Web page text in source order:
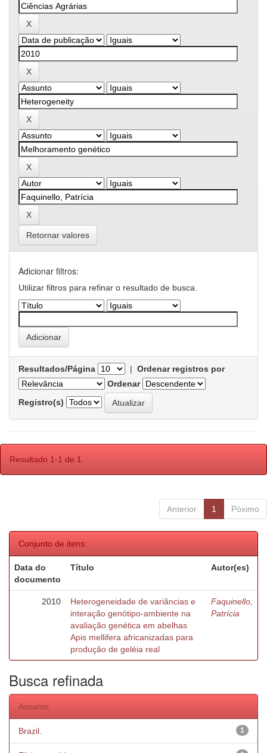
Retornar valores
Adicionar filtros:
Utilizar filtros para refinar o resultado de busca.
Resultados/Página | Ordenar registros por
Ordenar
Registro(s)
Resultado 1-1 de 1.
Anterior 1 Póximo
Conjunto de itens:
Data do
documento
Título Autor(es)
2010
Heterogeneidade de variâncias e
interação genótipo-ambiente na
avaliação genética em abelhas
Apis mellifera africanizadas para
produção de geléia real
Faquinello,
Patrícia
Busca refinada
Assunto
1
Brazil.